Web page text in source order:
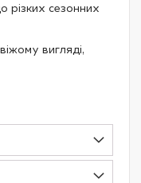
різких сезонних
вигляді,